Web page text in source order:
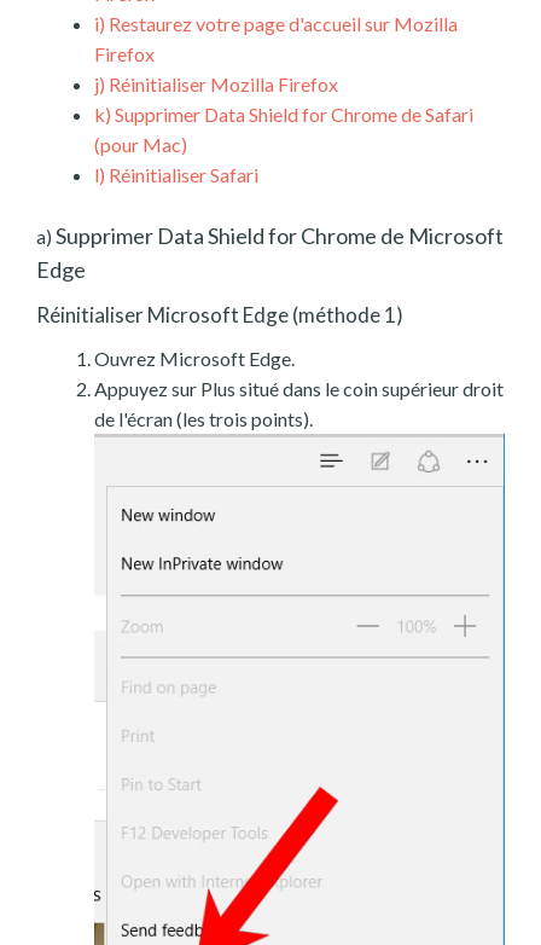
i) Restaurez votre page d'accueil sur Mozilla
Firefox
j) Réinitialiser Mozilla Firefox
k) Supprimer Data Shield for Chrome de Safari
(pour Mac)
l) Réinitialiser Safari
a) Supprimer Data Shield for Chrome de Microsoft
Edge
Réinitialiser Microsoft Edge (méthode 1)
Ouvrez Microsoft Edge.
Appuyez sur Plus situé dans le coin supérieur droit
de l'écran (les trois points).